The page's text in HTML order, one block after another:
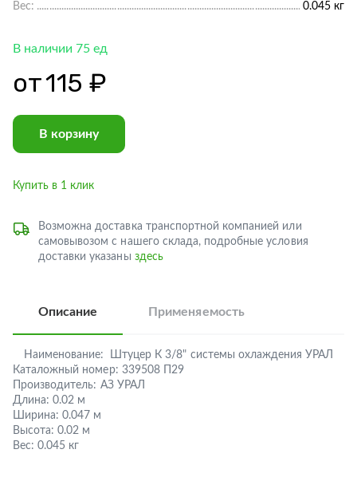
Вес:
0.045 кг
В наличии 75 ед
от115 ₽
В корзину
Купить в 1 клик
Возможна доставка транспортной компанией или
самовывозом с нашего склада, подробные условия
доставки указаны здесь
Описание Применяемость
Наименование:
Штуцер К 3/8" системы охлаждения УРАЛ
Каталожный номер: 339508 П29
Производитель: АЗ УРАЛ
Длина: 0.02 м
Ширина: 0.047 м
Высота: 0.02 м
Вес: 0.045 кг